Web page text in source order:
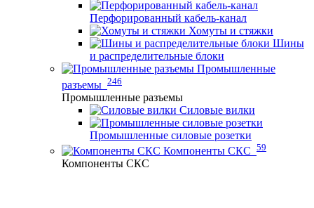
Перфорированный кабель-канал
Хомуты и стяжки
Шины
и распределительные блоки
Промышленные
разъемы 246
Промышленные разъемы
Силовые вилки
Промышленные силовые розетки
Компоненты СКС 59
Компоненты СКС